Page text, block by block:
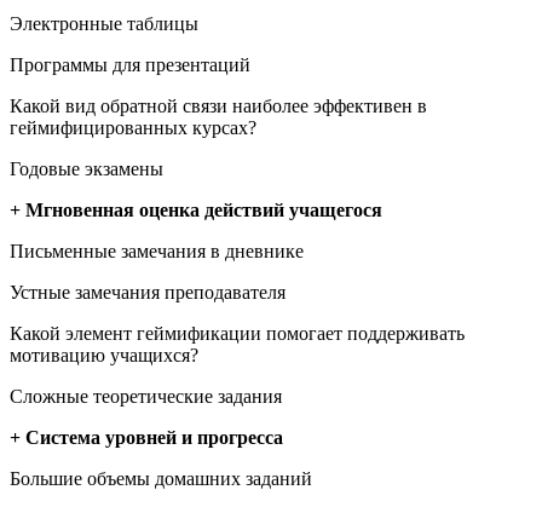
Электронные таблицы
Программы для презентаций
Какой вид обратной связи наиболее эффективен в
геймифицированных курсах?
Годовые экзамены
+ Мгновенная оценка действий учащегося
Письменные замечания в дневнике
Устные замечания преподавателя
Какой элемент геймификации помогает поддерживать
мотивацию учащихся?
Сложные теоретические задания
+ Система уровней и прогресса
Большие объемы домашних заданий